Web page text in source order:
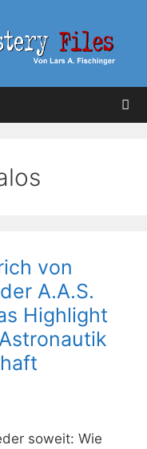
von
A.A.S.
Highlight
soweit: Wie